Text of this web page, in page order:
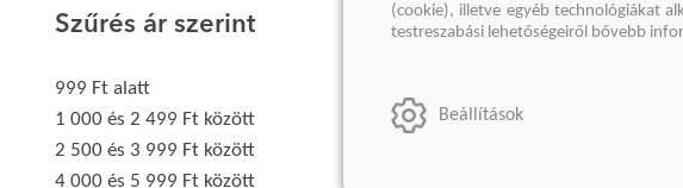
Szűrés ár szerint
999 Ft alatt
1 000 és 2 499 Ft között
2 500 és 3 999 Ft között
4 000 és 5 999 Ft között
(cookie), illetve egyéb technológiákat
testreszabási lehetőségeiről bővebb
Beállítások